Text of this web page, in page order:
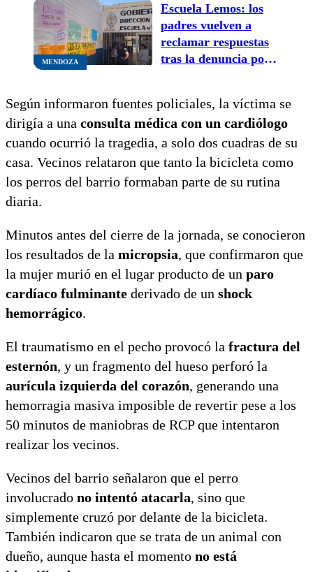
MENDOZA
Escuela Lemos: los
padres vuelven a
reclamar respuestas
tras la denuncia por
Según informaron fuentes policiales, la víctima se
dirigía a una consulta médica con un cardiólogo
cuando ocurrió la tragedia, a solo dos cuadras de su
casa. Vecinos relataron que tanto la bicicleta como
los perros del barrio formaban parte de su rutina
diaria.
Minutos antes del cierre de la jornada, se conocieron
los resultados de la micropsia, que confirmaron que
la mujer murió en el lugar producto de un paro
cardíaco fulminante derivado de un shock
hemorrágico.
El traumatismo en el pecho provocó la fractura del
esternón, y un fragmento del hueso perforó la
aurícula izquierda del corazón, generando una
hemorragia masiva imposible de revertir pese a los
50 minutos de maniobras de RCP que intentaron
realizar los vecinos.
Vecinos del barrio señalaron que el perro
involucrado no intentó atacarla, sino que
simplemente cruzó por delante de la bicicleta.
También indicaron que se trata de un animal con
dueño, aunque hasta el momento no está